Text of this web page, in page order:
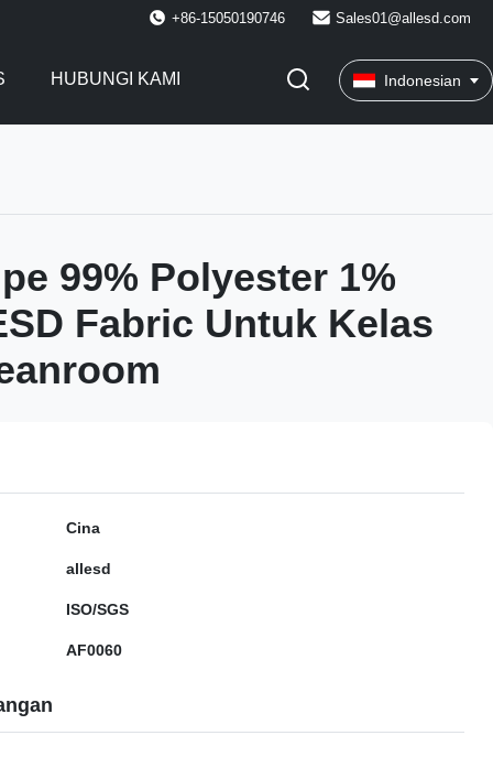
+86-15050190746 Sales01@allesd.com
HUBUNGI KAMI Indonesian
99% Polyester 1%
Fabric Untuk Kelas
Cina
allesd
ISO/SGS
AF0060